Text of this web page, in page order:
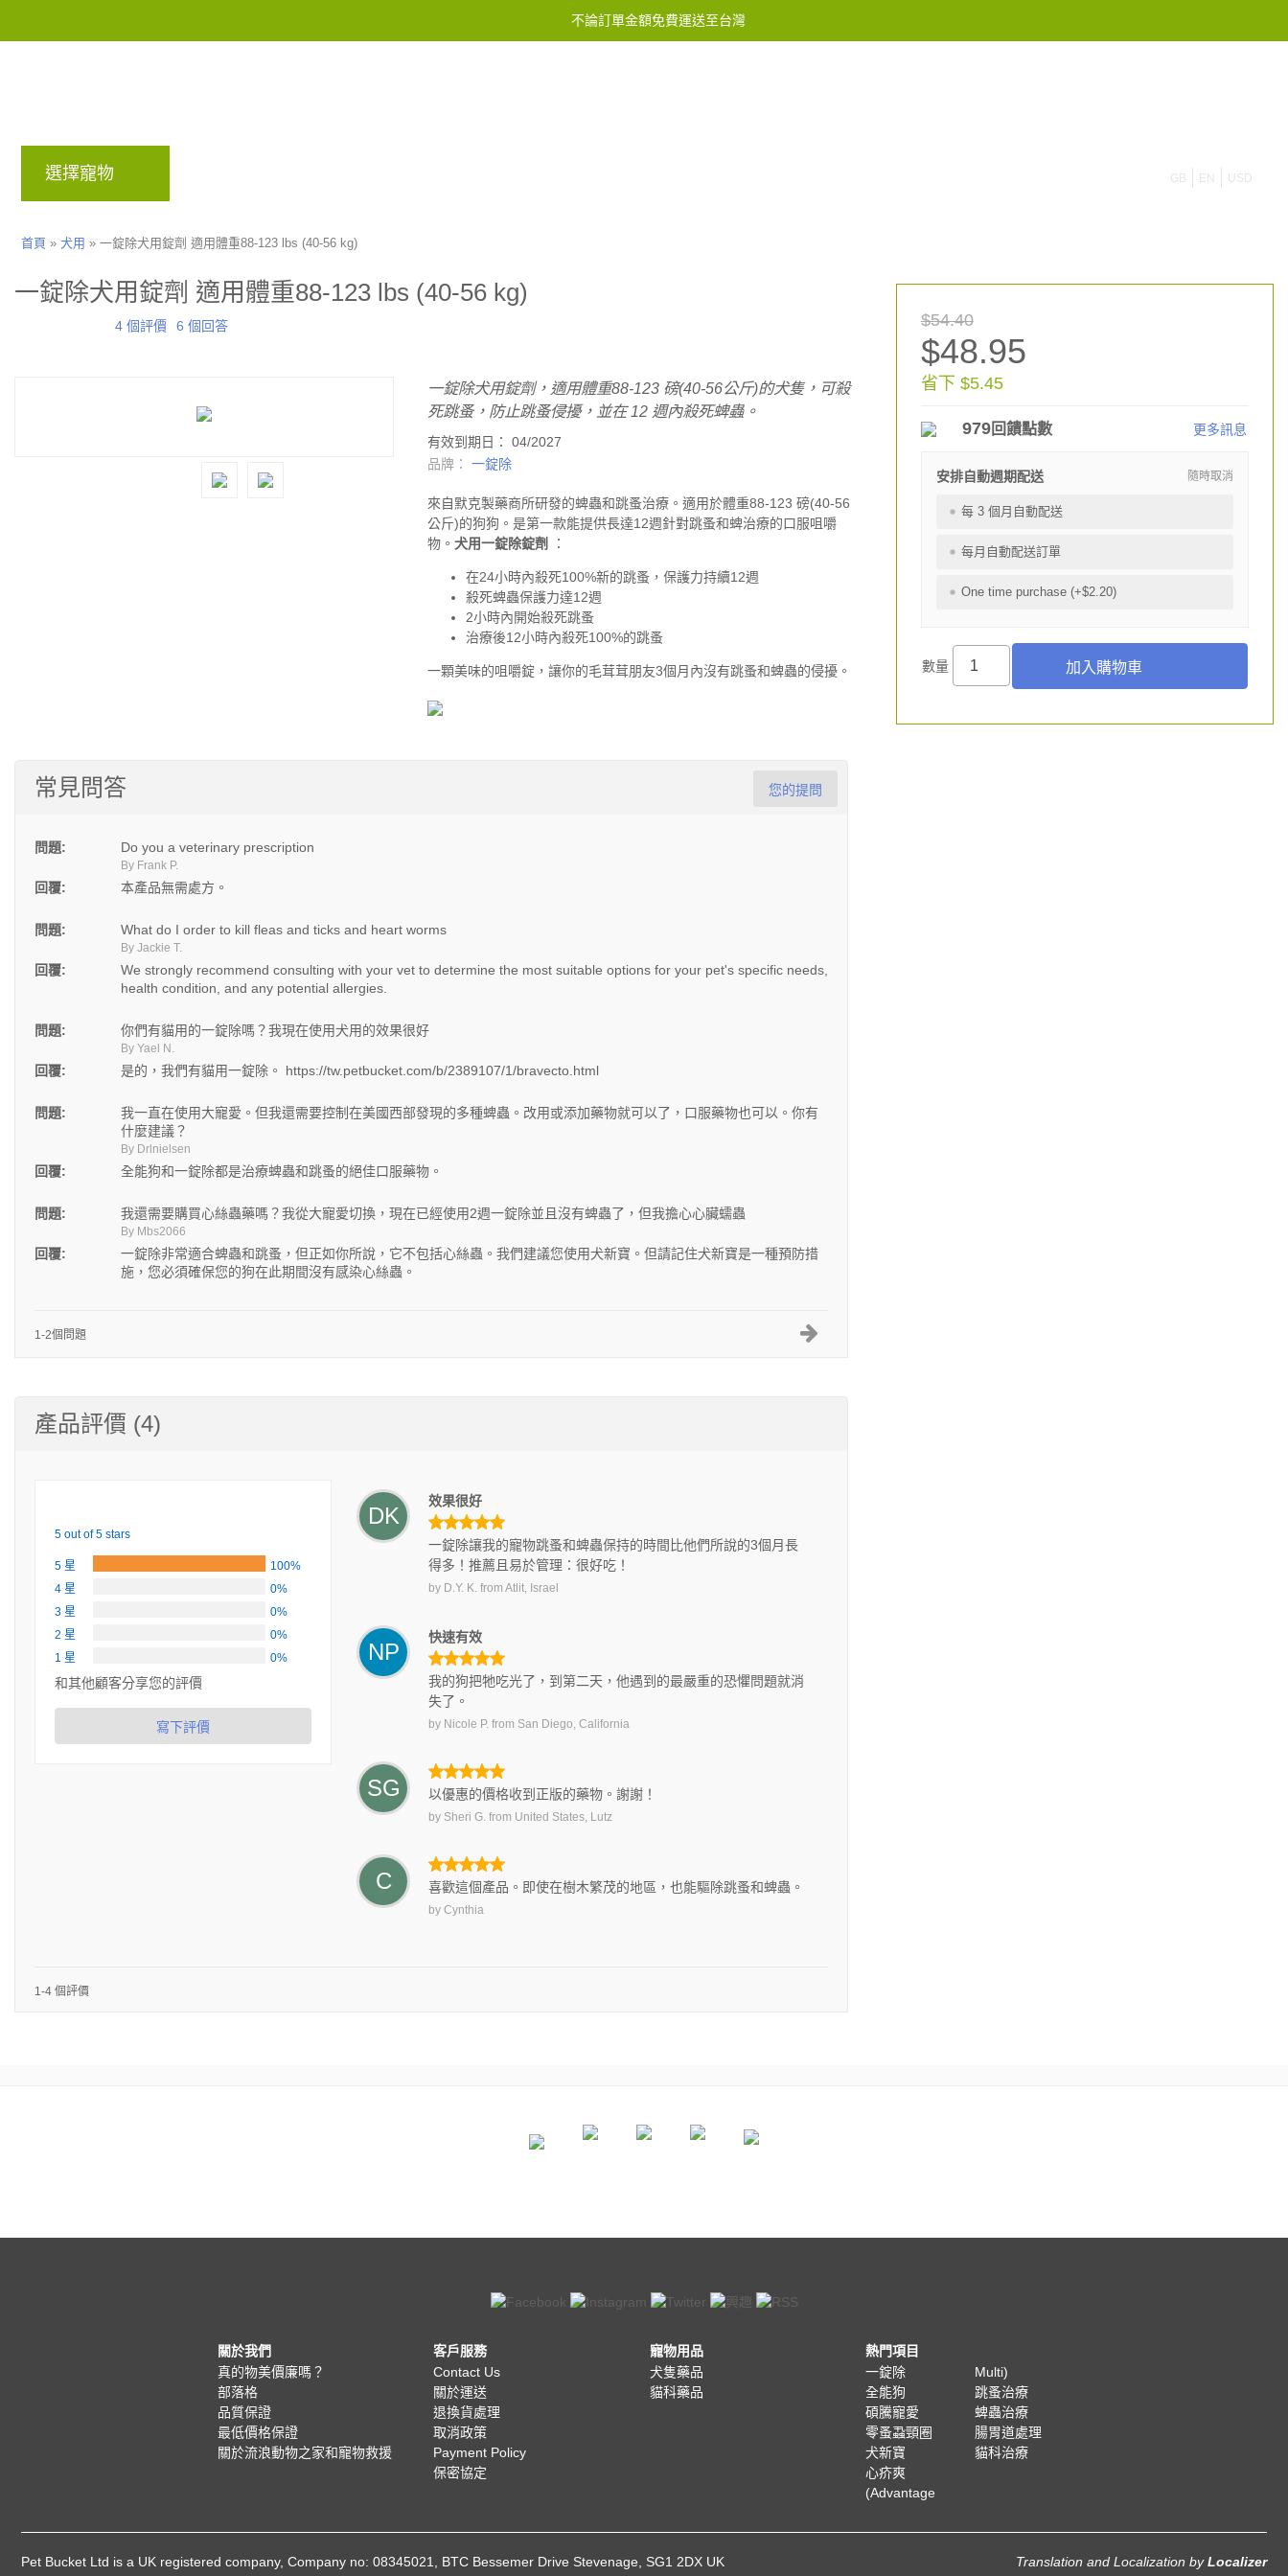
不論訂單金額免費運送至台灣
選擇寵物 GB EN USD
首頁 » 犬用 » 一錠除犬用錠劑 適用體重88-123 lbs (40-56 kg)
一錠除犬用錠劑 適用體重88-123 lbs (40-56 kg)
4 個評價 6 個回答
一錠除犬用錠劑，適用體重88-123 磅(40-56公斤)的犬隻，可殺
死跳蚤，防止跳蚤侵擾，並在 12 週內殺死蜱蟲。
有效到期日： 04/2027
品牌：
一錠除
來自默克製藥商所研發的蜱蟲和跳蚤治療。適用於體重88-123 磅(40-56
公斤)的狗狗。是第一款能提供長達12週針對跳蚤和蜱治療的口服咀嚼
物。犬用一錠除錠劑 ：
在24小時內殺死100%新的跳蚤，保護力持續12週
殺死蜱蟲保護力達12週
2小時內開始殺死跳蚤
治療後12小時內殺死100%的跳蚤
一顆美味的咀嚼錠，讓你的毛茸茸朋友3個月內沒有跳蚤和蜱蟲的侵擾。
常見問答 您的提問
問題: Do you a veterinary prescription
By Frank P.
回覆: 本產品無需處方。
問題: What do I order to kill fleas and ticks and heart worms
By Jackie T.
回覆:
We strongly recommend consulting with your vet to determine the most suitable options for your pet's specific needs,
health condition, and any potential allergies.
問題: 你們有貓用的一錠除嗎？我現在使用犬用的效果很好
By Yael N.
回覆: 是的，我們有貓用一錠除。 https://tw.petbucket.com/b/2389107/1/bravecto.html
問題:
我一直在使用大寵愛。但我還需要控制在美國西部發現的多種蜱蟲。改用或添加藥物就可以了，口服藥物也可以。你有
什麼建議？
By Drlnielsen
回覆: 全能狗和一錠除都是治療蜱蟲和跳蚤的絕佳口服藥物。
問題: 我還需要購買心絲蟲藥嗎？我從大寵愛切換，現在已經使用2週一錠除並且沒有蜱蟲了，但我擔心心臟蠕蟲
By Mbs2066
回覆:
一錠除非常適合蜱蟲和跳蚤，但正如你所說，它不包括心絲蟲。我們建議您使用犬新寶。但請記住犬新寶是一種預防措
施，您必須確保您的狗在此期間沒有感染心絲蟲。
1-2個問題
產品評價 (4)
5 out of 5 stars
5 星
100%
4 星
0%
3 星
0%
2 星
0%
1 星
0%
和其他顧客分享您的評價
寫下評價
DK
效果很好
一錠除讓我的寵物跳蚤和蜱蟲保持的時間比他們所說的3個月長
得多！推薦且易於管理：很好吃！
by D.Y. K. fromAtlit, Israel
NP
快速有效
我的狗把牠吃光了，到第二天，他遇到的最嚴重的恐懼問題就消
失了。
by Nicole P. from San Diego, California
SG 以優惠的價格收到正版的藥物。謝謝！
by Sheri G. from United States, Lutz
C 喜歡這個產品。即使在樹木繁茂的地區，也能驅除跳蚤和蜱蟲。
byCynthia
1-4 個評價
$54.40
$48.95
省下 $5.45
979回饋點數 更多訊息
隨時取消
安排自動週期配送
每 3 個月自動配送
每月自動配送訂單
One time purchase (+$2.20)
數量
關於我們
真的物美價廉嗎？
部落格
品質保證
最低價格保證
關於流浪動物之家和寵物救援
客戶服務
Contact Us
關於運送
退換貨處理
取消政策
Payment Policy
保密協定
寵物用品
犬隻藥品
貓科藥品
熱門項目
一錠除
全能狗
碩騰寵愛
零蚤蝨頸圈
犬新寶
心疥爽
(Advantage
Multi)
跳蚤治療
蜱蟲治療
腸胃道處理
貓科治療
Pet Bucket Ltd is a UK registered company, Company no: 08345021, BTC Bessemer Drive Stevenage, SG1 2DX UK
Translation and Localization byLocalizer